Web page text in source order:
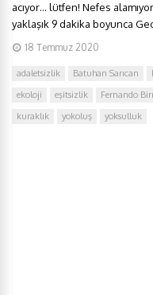
acıyor… lütfen! Nefes
yaklaşık 9 dakika boyunca
18 Temmuz 2020
adaletsizlik Batuhan Sarıcan
ekoloji
eşitsizlik Fernando
kuraklık
yokoluş yoksulluk